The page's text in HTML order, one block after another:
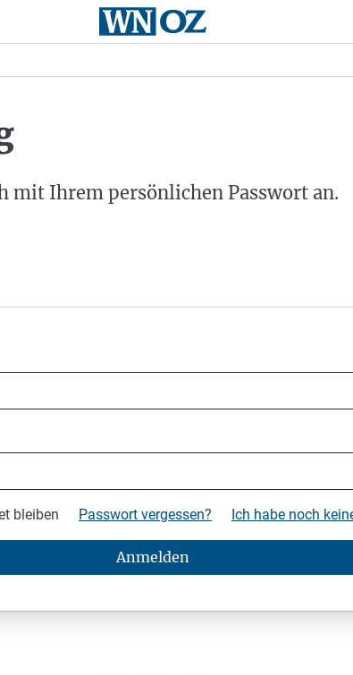
mit Ihrem persönlichen Passwort an.
bleiben Passwort vergessen? Ich habe noch
Anmelden